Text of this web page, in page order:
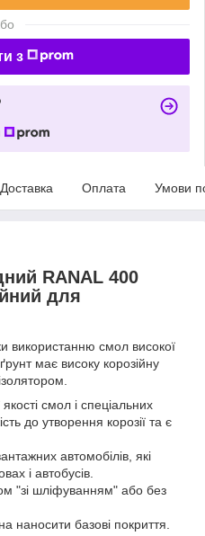
з
Доставка Оплата Умови
RANAL 400
для
використанню смол високої
має високу корозійну
смол і спеціальних
до утворення корозії та є
автомобілів, які
і автобусів.
"зі шліфуванням" або без
наносити базові покриття.